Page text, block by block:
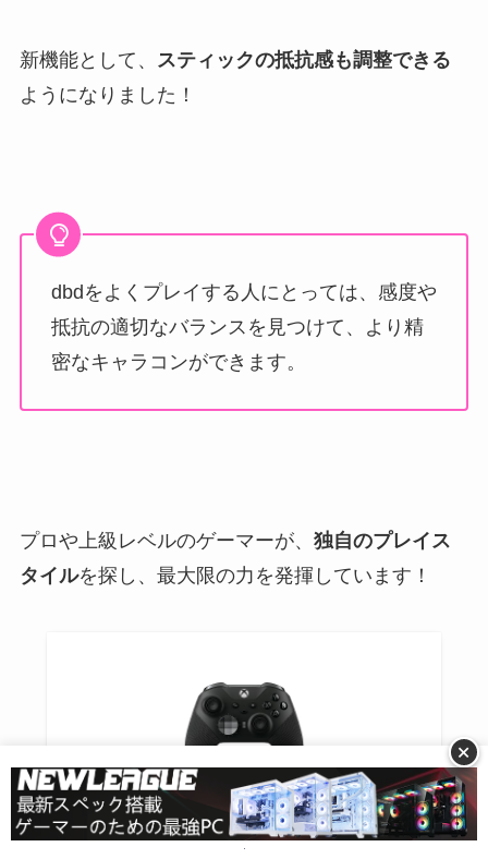
新機能として、
スティックの抵抗感も調整できる
ようになりました！
dbdをよくプレイする人にとっては、感度や
抵抗の適切なバランスを見つけて、より精
密なキャラコンができます。
プロや上級レベルのゲーマーが、 独自のプレイス
タイルを探し、最大限の力を発揮しています！
Xbox Elite ワイヤレス コントローラー シリーズ
2
+